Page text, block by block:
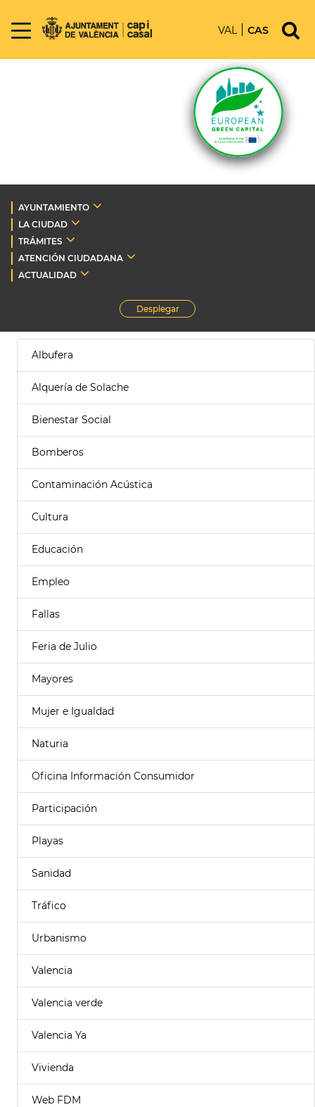
VAL CAS
AYUNTAMIENTO
LA CIUDAD
TRÁMITES
ATENCIÓN CIUDADANA
ACTUALIDAD
Desplegar
Albufera
Alquería de Solache
Bienestar Social
Bomberos
Contaminación Acústica
Cultura
Educación
Empleo
Fallas
Feria de Julio
Mayores
Mujer e Igualdad
Naturia
Oficina Información Consumidor
Participación
Playas
Sanidad
Tráfico
Urbanismo
Valencia
Valencia verde
Valencia Ya
Vivienda
Web FDM